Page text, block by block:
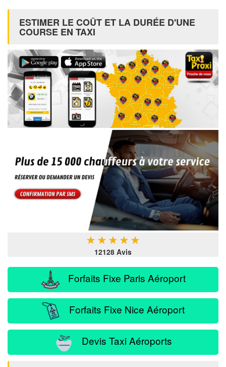
ESTIMER LE COÛT ET LA DURÉE D'UNE
COURSE EN TAXI
★ ★ ★ ★ ★
12128 Avis
Forfaits Fixe Paris Aéroport
Forfaits Fixe Nice Aéroport
Devis Taxi Aéroports